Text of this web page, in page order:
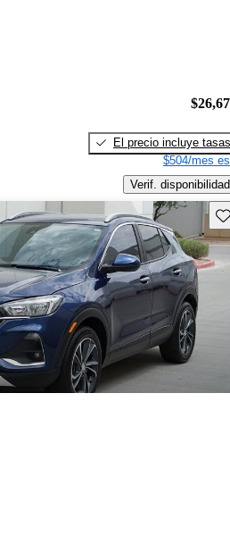
El precio incluye tasas
$504/mes
Verif. disponibilidad